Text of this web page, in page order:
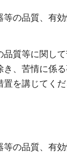
等の品質、有
品質等に関し
き、苦情に係
を講じてくだ
等の品質、有